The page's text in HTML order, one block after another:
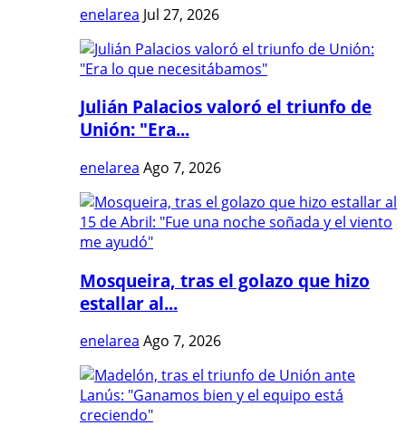
enelarea Jul 27, 2026
Julián Palacios valoró el triunfo de
Unión: "Era...
enelarea Ago 7, 2026
Mosqueira, tras el golazo que hizo
estallar al...
enelarea Ago 7, 2026